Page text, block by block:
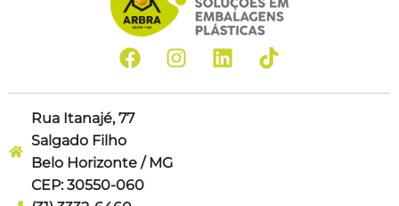
Rua Itanajé, 77
Salgado Filho
Belo Horizonte / MG
CEP: 30550-060